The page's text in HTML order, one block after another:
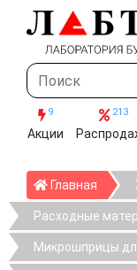
9
Акции
213
Главная
Расходные
Микрошприцы